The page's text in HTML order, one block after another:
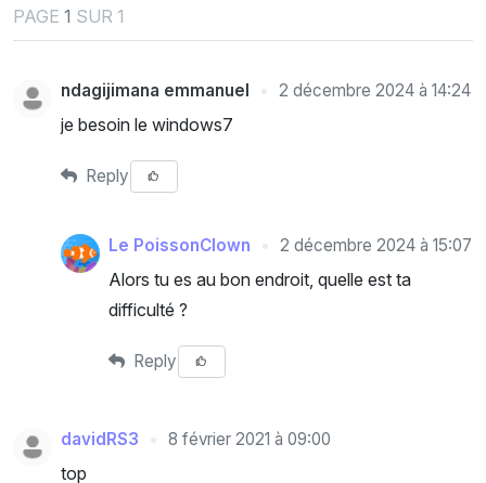
PAGE 1 SUR 1
ndagijimana emmanuel 2 décembre 2024 à 14:24
je besoin le windows7
Reply
Le PoissonClown 2 décembre 2024 à 15:07
Alors tu es au bon endroit, quelle est ta
difficulté ?
Reply
davidRS3 8 février 2021 à 09:00
top